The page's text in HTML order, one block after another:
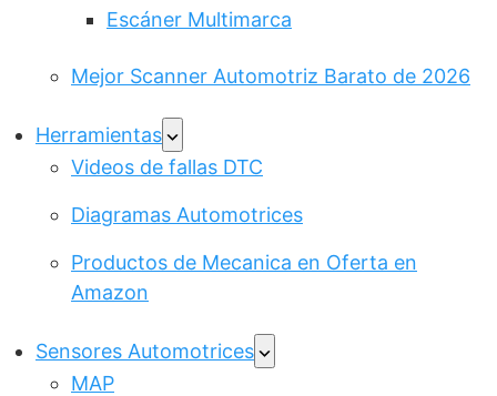
Escáner Multimarca
Mejor Scanner Automotriz Barato de 2026
Herramientas
Videos de fallas DTC
Diagramas Automotrices
Productos de Mecanica en Oferta en
Amazon
Sensores Automotrices
MAP